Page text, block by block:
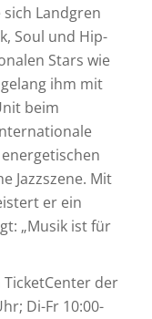
Landgren
Soul und Hip-
Stars wie
ihm mit
beim
Jazzszene. Mit
er ein
„Musik ist für
der
Di-Fr 10:00-